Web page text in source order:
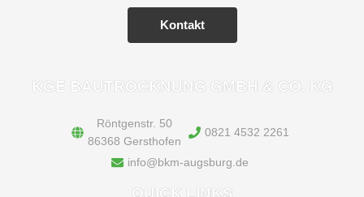
Kontakt
KGE BAUTROCKNUNG GMBH & CO. KG
Röntgenstr. 50
86368 Gersthofen
0821 4532 2261
info@bkm-augsburg.de